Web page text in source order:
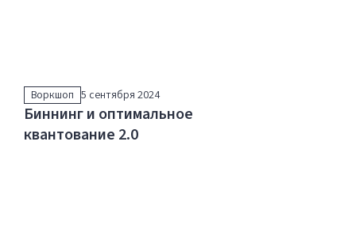
Воркшоп 5 сентября 2024
Биннинг и оптимальное
квантование 2.0